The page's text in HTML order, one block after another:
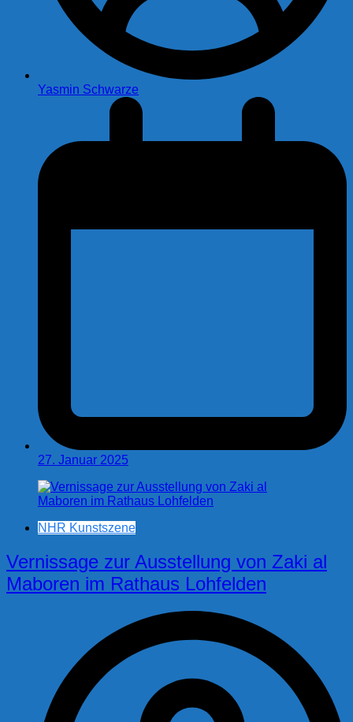
Yasmin Schwarze
27. Januar 2025
NHR Kunstszene
Vernissage zur Ausstellung von Zaki al
Maboren im Rathaus Lohfelden